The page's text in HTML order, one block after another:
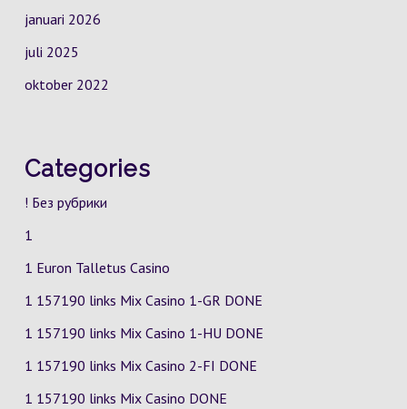
januari 2026
juli 2025
oktober 2022
Categories
! Без рубрики
1
1 Euron Talletus Casino
1 157190 links Mix Casino 1-GR DONE
1 157190 links Mix Casino 1-HU DONE
1 157190 links Mix Casino 2-FI DONE
1 157190 links Mix Casino DONE